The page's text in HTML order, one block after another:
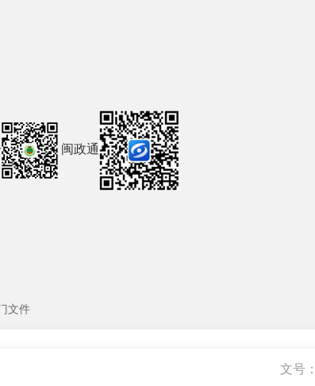
闽政通
文件
文号